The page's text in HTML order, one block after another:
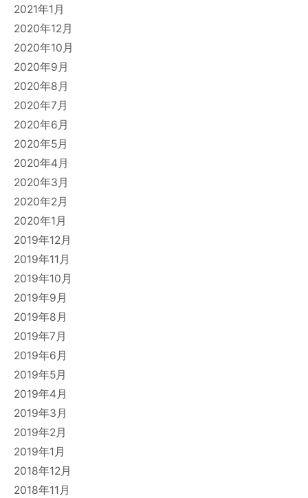
2021年1月
2020年12月
2020年10月
2020年9月
2020年8月
2020年7月
2020年6月
2020年5月
2020年4月
2020年3月
2020年2月
2020年1月
2019年12月
2019年11月
2019年10月
2019年9月
2019年8月
2019年7月
2019年6月
2019年5月
2019年4月
2019年3月
2019年2月
2019年1月
2018年12月
2018年11月